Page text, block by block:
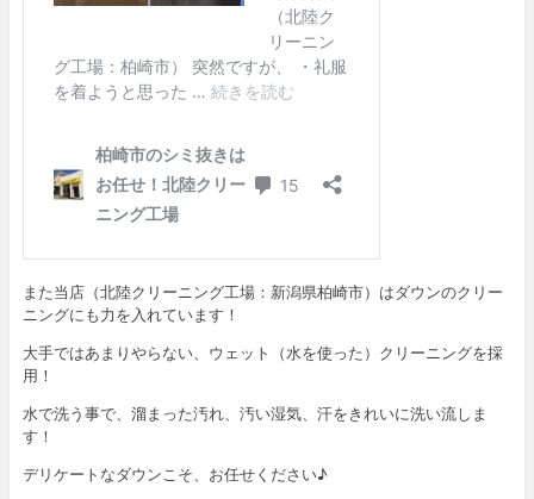
また当店（北陸クリーニング工場：新潟県柏崎市）はダウンのクリー
ニングにも力を入れています！
大手ではあまりやらない、ウェット（水を使った）クリーニングを採
用！
水で洗う事で、溜まった汚れ、汚い湿気、汗をきれいに洗い流しま
す！
デリケートなダウンこそ、お任せください♪